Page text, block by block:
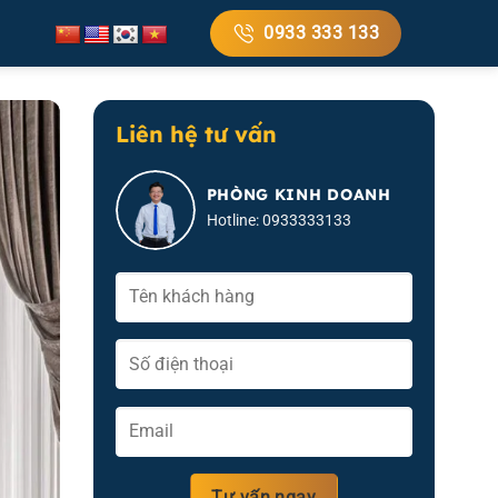
0933 333 133
Liên hệ tư vấn
PHÒNG KINH DOANH
Hotline: 0933333133